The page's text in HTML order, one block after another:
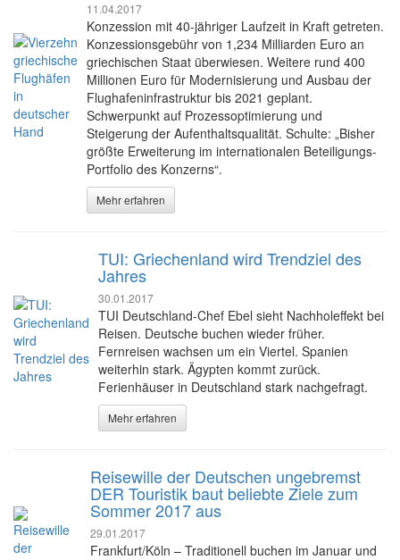
11.04.2017
Konzession mit 40-jähriger Laufzeit in Kraft getreten.
Konzessionsgebühr von 1,234 Milliarden Euro an
griechischen Staat überwiesen. Weitere rund 400
Millionen Euro für Modernisierung und Ausbau der
Flughafeninfrastruktur bis 2021 geplant.
Schwerpunkt auf Prozessoptimierung und
Steigerung der Aufenthaltsqualität. Schulte: „Bisher
größte Erweiterung im internationalen Beteiligungs-
Portfolio des Konzerns“.
Mehr erfahren
TUI: Griechenland wird Trendziel des
Jahres
30.01.2017
TUI Deutschland-Chef Ebel sieht Nachholeffekt bei
Reisen. Deutsche buchen wieder früher.
Fernreisen wachsen um ein Viertel. Spanien
weiterhin stark. Ägypten kommt zurück.
Ferienhäuser in Deutschland stark nachgefragt.
Mehr erfahren
Reisewille der Deutschen ungebremst
DER Touristik baut beliebte Ziele zum
Sommer 2017 aus
29.01.2017
Frankfurt/Köln – Traditionell buchen im Januar und